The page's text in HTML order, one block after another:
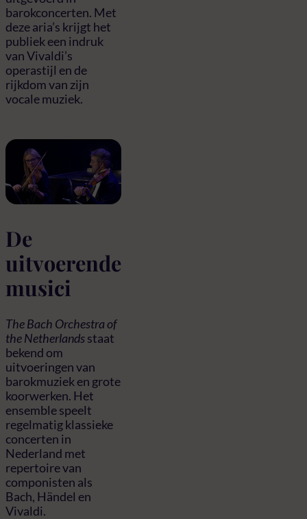
barokconcerten. Met
deze aria’s krijgt het
publiek een indruk
van Vivaldi’s
operastijl en de
rijkdom van zijn
vocale muziek.
De
uitvoerende
musici
The Bach Orchestra of
the Netherlandsstaat
bekend om
uitvoeringen van
barokmuziek en grote
koorwerken. Het
ensemble speelt
regelmatig klassieke
concerten in
Nederland met
repertoire van
componisten als
Bach, Händel en
Vivaldi.